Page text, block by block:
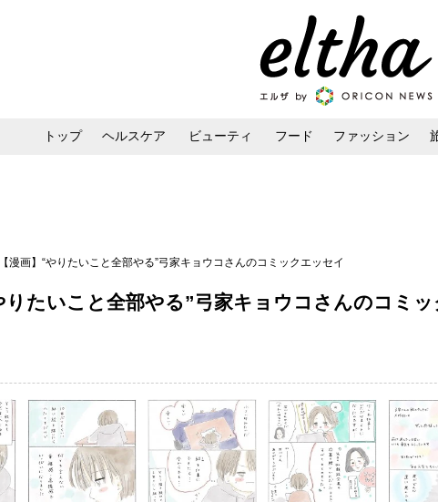
トップ ヘルスケア ビューティ フード ファッション
漫画】“やりたいこと全部やる”弓家キョウコさんのコミックエッセイ
りたいこと全部やる”弓家キョウコさんのコミッ